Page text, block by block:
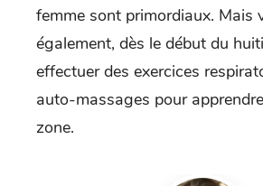
femme sont primordiaux. Mais
également, dès le début du
effectuer des exercices
auto-massages pour
zone.